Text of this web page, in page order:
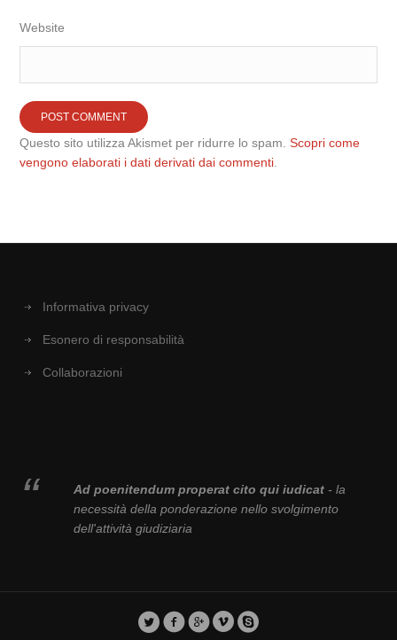
Website
Questo sito utilizza Akismet per ridurre lo spam.Scopri come
vengono elaborati i dati derivati dai commenti
Informativa privacy
Esonero di responsabilità
Collaborazioni
Ad poenitendum properat cito qui iudicat- la
necessità della ponderazione nello svolgimento
dell'attività giudiziaria